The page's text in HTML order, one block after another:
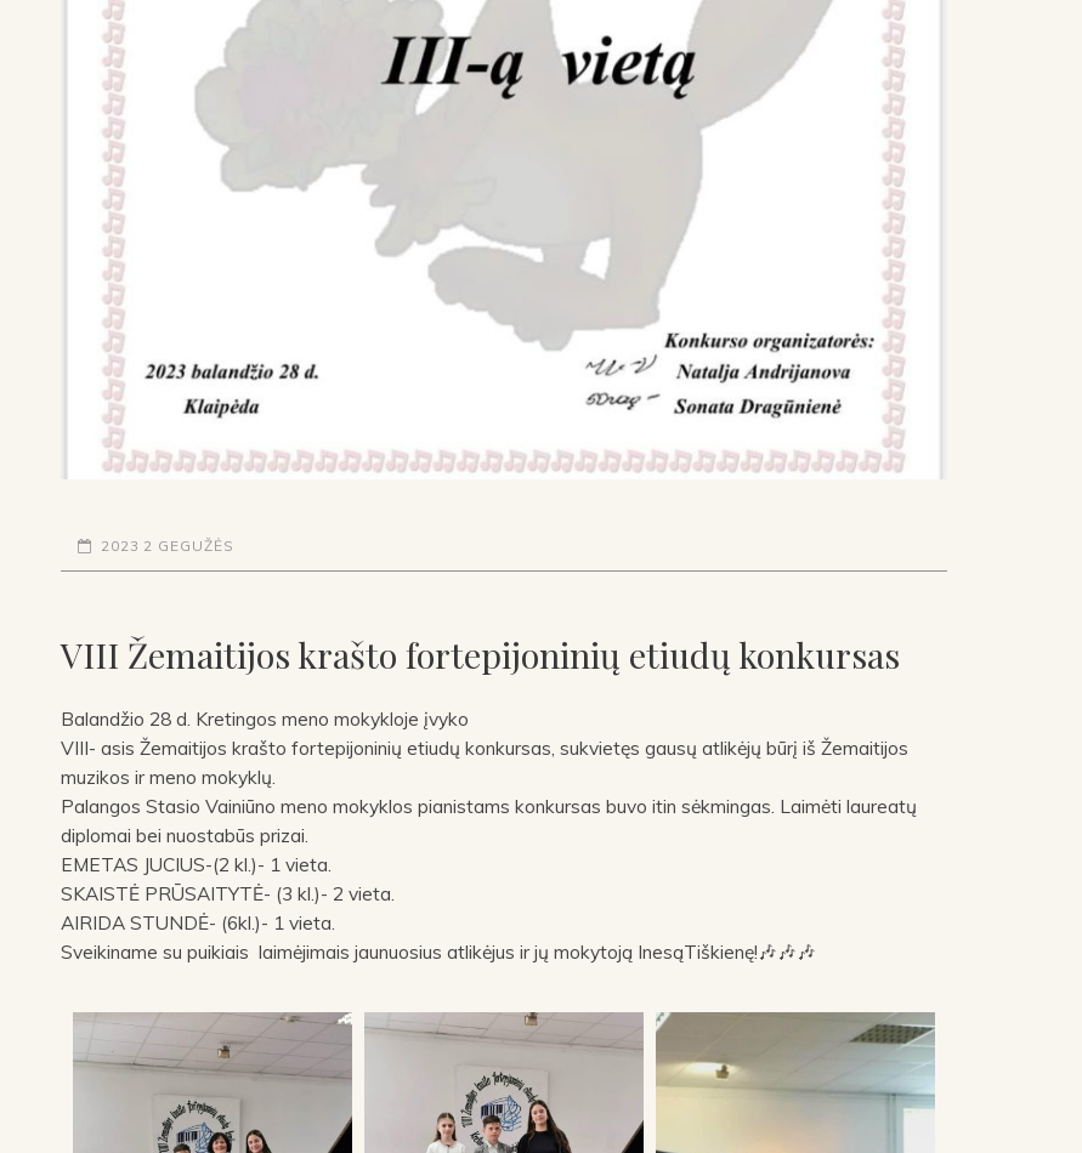
2023 2 GEGUŽĖS
VIII Žemaitijos krašto fortepijoninių etiudų konkursas
Balandžio 28 d. Kretingos meno mokykloje įvyko
VIII- asis Žemaitijos krašto fortepijoninių etiudų konkursas, sukvietęs gausų atlikėjų būrį iš Žemaitijos
muzikos ir meno mokyklų.
Palangos Stasio Vainiūno meno mokyklos pianistams konkursas buvo itin sėkmingas. Laimėti laureatų
diplomai bei nuostabūs prizai.
EMETAS JUCIUS-(2 kl.)- 1 vieta.
SKAISTĖ PRŪSAITYTĖ- (3 kl.)- 2 vieta.
AIRIDA STUNDĖ- (6kl.)- 1 vieta.
Sveikiname su puikiais laimėjimais jaunuosius atlikėjus ir jų mokytoją InesąTiškienę!🎶🎶🎶